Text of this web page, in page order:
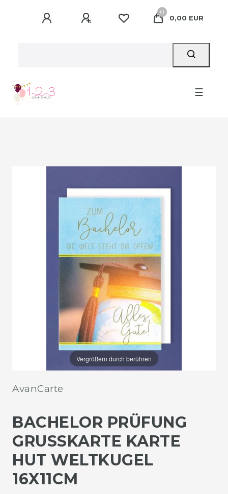
0
0,00 EUR
☰
Vergrößern durch berühren
AvanCarte
BACHELOR PRÜFUNG
GRUSSKARTE KARTE H
UT WELTKUGEL 1
6X11CM